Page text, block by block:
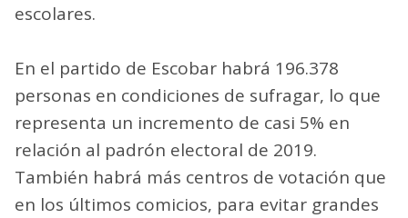
escolares.
En el partido de Escobar habrá 196.378
personas en condiciones de sufragar, lo que
representa un incremento de casi 5% en
relación al padrón electoral de 2019.
También habrá más centros de votación que
en los últimos comicios, para evitar grandes